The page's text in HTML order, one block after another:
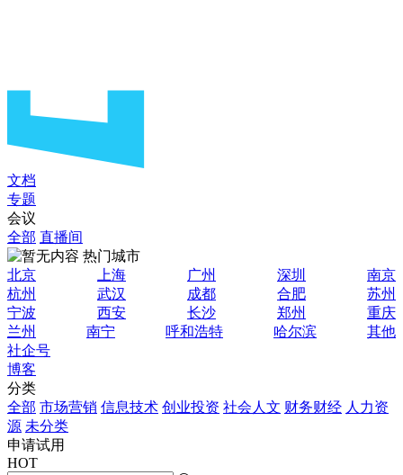
文档
专题
会议
全部 直播间
热门城市
北京
上海 广州 深圳
南京
杭州
武汉 成都 合肥
苏州
宁波
西安 长沙 郑州
重庆
兰州
南宁 呼和浩特 哈尔滨
其他
社企号
博客
分类
全部 市场营销 信息技术 创业投资 社会人文 财务财经 人力资
源 未分类
申请试用
HOT